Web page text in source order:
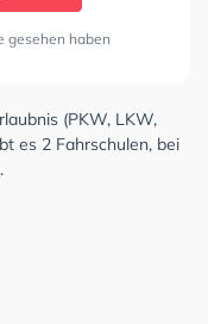
gesehen haben
(PKW, LKW,
es 2 Fahrschulen, bei